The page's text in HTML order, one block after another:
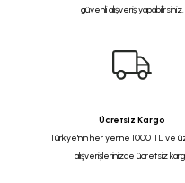
güvenli alışveriş yapabilirsiniz.
Ücretsiz Kargo
Türkiye'nin her yerine 1000 TL ve
alışverişlerinizde ücretsiz